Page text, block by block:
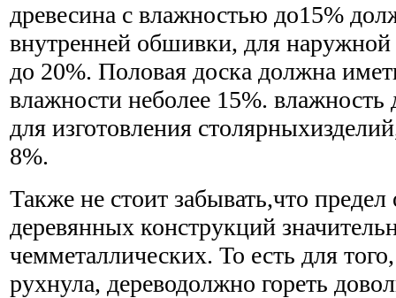
древесина с влажностью до15%
внутренней обшивки, для
до 20%. Половая доска должна
влажности неболее 15%.
для изготовления
8%.
Также не стоит забывать,что предел
деревянных конструкций
чемметаллических. То есть для
рухнула, дереводолжно гореть